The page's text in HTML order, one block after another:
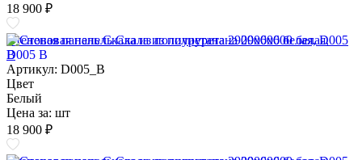
18 900 ₽
Стеновая панель Скала из полиуретана 2900х600 белая, D005
B
Артикул: D005_B
Цвет
Белый
Цена за: шт
18 900 ₽